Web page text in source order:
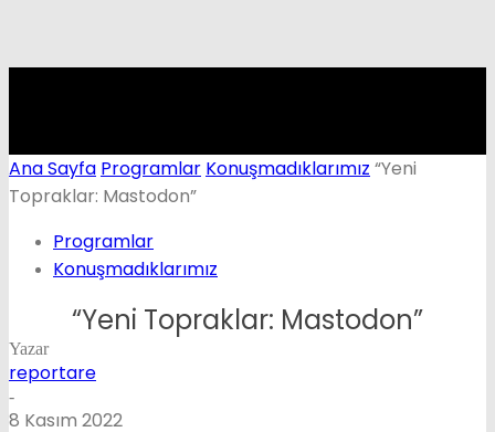
Ana Sayfa Programlar Konuşmadıklarımız “Yeni
Topraklar: Mastodon”
Programlar
Konuşmadıklarımız
“Yeni Topraklar: Mastodon”
Yazar
reportare
-
8 Kasım 2022